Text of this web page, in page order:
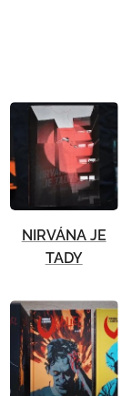
NIRVÁNA JE
TADY